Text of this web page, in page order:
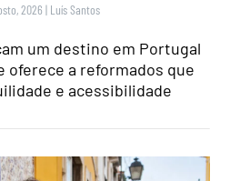
2026 | Luís Santos
um destino em Portugal
oferece a reformados que
e acessibilidade